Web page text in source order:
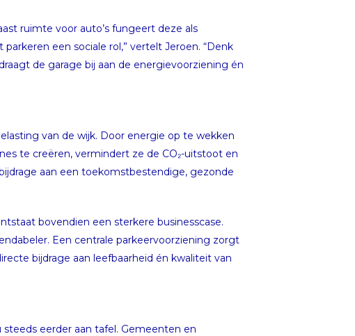
ruimte voor auto’s fungeert deze als
een sociale rol,” vertelt Jeroen. “Denk
de garage bij aan de energievoorziening én
van de wijk. Door energie op te wekken
te creëren, vermindert ze de CO₂-uitstoot en
aan een toekomstbestendige, gezonde
bovendien een sterkere businesscase.
Een centrale parkeervoorziening zorgt
bijdrage aan leefbaarheid én kwaliteit van
eerder aan tafel. Gemeenten en